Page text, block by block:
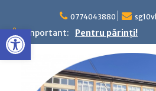
Deschide bara de unelte
content
0774043880
Important: Pentru părinţi!